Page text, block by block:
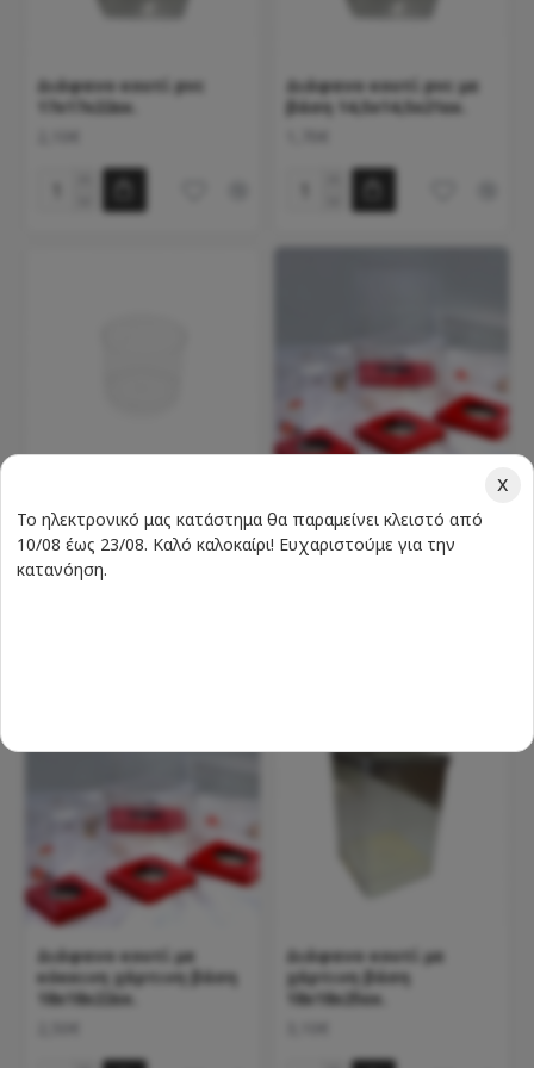
x
Το ηλεκτρονικό μας κατάστημα θα παραμείνει κλειστό από
10/08 έως 23/08. Καλό καλοκαίρι! Ευχαριστούμε για την
κατανόηση.
Διάφανο κουτί pvc
17x17x22εκ.
Διάφανο κουτί pvc με
βάση 14,5x14,5x21εκ.
Ατομικό carme new
190cc 14τεμ.
2,80€
Διάφανο κουτί με
κόκκινη χάρτινη βάση
12x12x18εκ.
Διάφανο κουτί με
κόκκινη χάρτινη βάση
18x18x22εκ.
Διάφανο κουτί με
χάρτινη βάση
18x18x25εκ.